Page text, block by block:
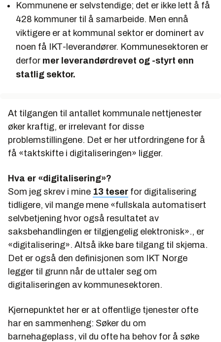
Kommunene er selvstendige; det er ikke lett å få
428 kommuner til å samarbeide. Men ennå
viktigere er at kommunal sektor er dominert av
noen få IKT-leverandører. Kommunesektoren er
derfor mer leverandørdrevet og -styrt enn
statlig sektor.
At tilgangen til antallet kommunale nettjenester
øker kraftig, er irrelevant for disse
problemstillingene. Det er her utfordringene for å
få «taktskifte i digitaliseringen» ligger.
Hva er «digitalisering»?
Som jeg skrev i mine 13 teser for digitalisering
tidligere, vil mange mene «fullskala automatisert
selvbetjening hvor også resultatet av
saksbehandlingen er tilgjengelig elektronisk»., er
«digitalisering». Altså ikke bare tilgang til skjema.
Det er også den definisjonen som IKT Norge
legger til grunn når de uttaler seg om
digitaliseringen av kommunesektoren.
Kjernepunktet her er at offentlige tjenester ofte
har en sammenheng: Søker du om
barnehageplass, vil du ofte ha behov for å søke